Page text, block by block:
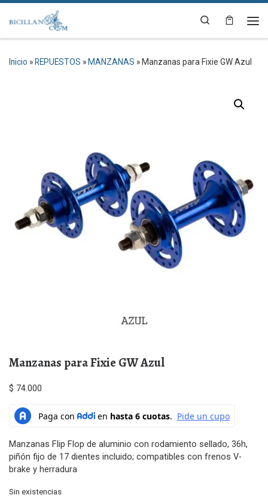
Saltar al contenido
Search
Inicio » REPUESTOS » MANZANAS » Manzanas para Fixie GW Azul
Manzanas para Fixie GW Azul
$ 74.000
Manzanas Flip Flop de aluminio con rodamiento sellado, 36h,
piñón fijo de 17 dientes incluido; compatibles con frenos V-
brake y herradura
Sin existencias